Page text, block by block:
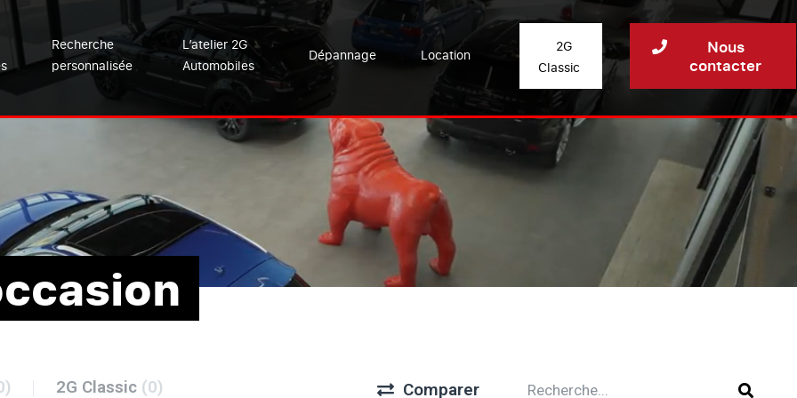
Recherche
personnalisée
L’atelier 2G
Automobiles
Dépannage Location
2G
Classic
Nous
contacter
2G Classic (0) Comparer